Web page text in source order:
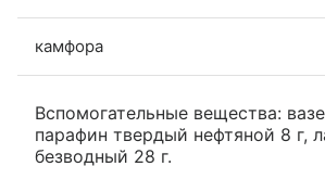
камфора
Вспомогательные вещества:
парафин твердый нефтяной 8 г,
безводный 28 г.